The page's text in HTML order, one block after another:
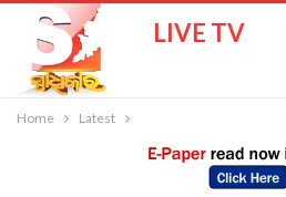
LIVE TV
Home Latest